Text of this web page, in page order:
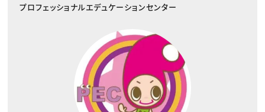
プロフェッショナルエデュケーションセンター